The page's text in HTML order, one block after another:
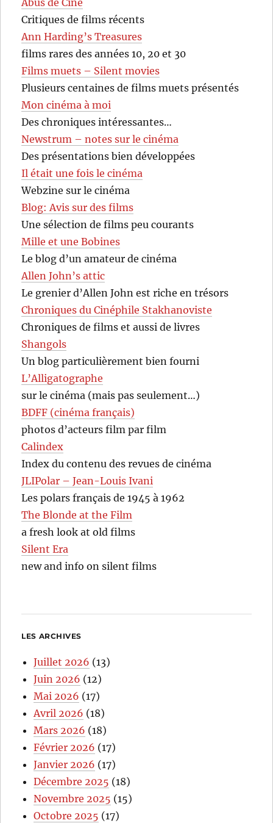
Abus de Ciné
Critiques de films récents
Ann Harding’s Treasures
films rares des années 10, 20 et 30
Films muets – Silent movies
Plusieurs centaines de films muets présentés
Mon cinéma à moi
Des chroniques intéressantes…
Newstrum – notes sur le cinéma
Des présentations bien développées
Il était une fois le cinéma
Webzine sur le cinéma
Blog: Avis sur des films
Une sélection de films peu courants
Mille et une Bobines
Le blog d’un amateur de cinéma
Allen John’s attic
Le grenier d’Allen John est riche en trésors
Chroniques du Cinéphile Stakhanoviste
Chroniques de films et aussi de livres
Shangols
Un blog particulièrement bien fourni
L’Alligatographe
sur le cinéma (mais pas seulement…)
BDFF (cinéma français)
photos d’acteurs film par film
Calindex
Index du contenu des revues de cinéma
JLIPolar – Jean-Louis Ivani
Les polars français de 1945 à 1962
The Blonde at the Film
a fresh look at old films
Silent Era
new and info on silent films
LES ARCHIVES
Juillet 2026 (13)
Juin 2026 (12)
Mai 2026 (17)
Avril 2026 (18)
Mars 2026 (18)
Février 2026 (17)
Janvier 2026 (17)
Décembre 2025 (18)
Novembre 2025 (15)
Octobre 2025 (17)